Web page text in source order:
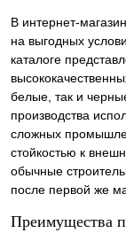
В интернет-
на выгодных
каталоге
белые, так и
производства
сложных
стойкостью к
обычные
после первой же
Преимущества